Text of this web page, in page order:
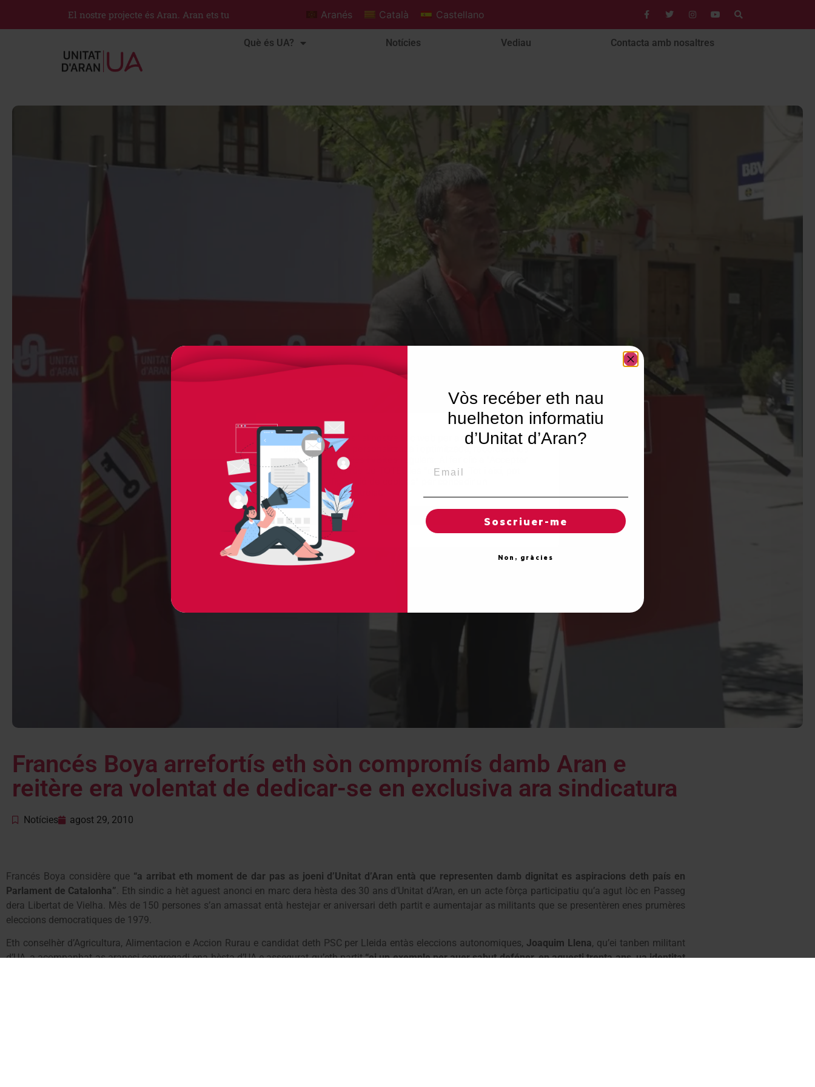
El nostre projecte és Aran. Aran ets tu Aranés Català Castellano
Què és UA? Notícies Vediau Contacta amb nosaltres
Francés Boya arrefortís eth sòn compromís damb Aran e
reitère era volentat de dedicar-se en exclusiva ara sindicatura
Notícies agost 29, 2010
Francés Boya considère que “a arribat eth moment de dar pas as joeni d’Unitat d’Aran entà que representen damb dignitat es aspiracions deth país en
Parlament de Catalonha” . Eth sindic a hèt aguest anonci en marc dera hèsta des 30 ans d’Unitat d’Aran, en un acte fòrça participatiu qu’a agut lòc en Passeg
dera Libertat de Vielha. Mès de 150 persones s’an amassat entà hestejar er aniversari deth partit e aumentajar as militants que se presentèren enes prumères
eleccions democratiques de 1979.
Eth conselhèr d’Agricultura, Alimentacion e Accion Rurau e candidat deth PSC per Lleida entàs eleccions autonomiques, Joaquim Llena, qu’ei tanben militant
d’UA, a acompanhat as aranesi congregadi ena hèsta d’UA e assegurat qu’eth partit“ei un exemple per auer sabut deféner, en aguesti trenta ans, ua identitat
Utilitzem"cookies" al nostre lloc web per a donar a l'usuari
una experiència personalitzada i optimitzada, recordant les
seves preferències i visites regulars. Al fer clic a "Acceptar
totes", accepta l'ús de TOTES les "cookies". Tot i així, pot
visitar "Configuració de cookies" per concedir un
consentiment controlat.
Regles de "cookies" Acceptar totes
Vòs recéber eth nau
huelheton informatiu
d’Unitat d’Aran?
Soscriuer-me
Non, gràcies